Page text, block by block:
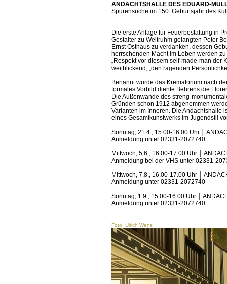
ANDACHTSHALLE DES EDUARD-
Spurensuche im 150. Geburtsjahr des
Die erste Anlage für Feuerbestattung in
Gestalter zu Weltruhm gelangten Peter
Ernst Osthaus zu verdanken, dessen
herrschenden Macht im Leben werden
„Respekt vor diesem self-made-man der
weitblickend, „den ragenden
Benannt wurde das Krematorium nach
formales Vorbild diente Behrens die
Die Außenwände des streng-
Gründen schon 1912 abgenommen
Varianten im Inneren. Die Andachtshalle
eines Gesamtkunstwerks im Jugendstil
Sonntag, 21.4., 15.00-16.00 Uhr │
Anmeldung unter 02331-2072740
Mittwoch, 5.6., 16.00-17.00 Uhr │
Anmeldung bei der VHS unter 02331-
Mittwoch, 7.8., 16.00-17.00 Uhr │
Anmeldung unter 02331-2072740
Sonntag, 1.9., 15.00-16.00 Uhr │
Anmeldung unter 02331-2072740
Foto: Ulrich Wens